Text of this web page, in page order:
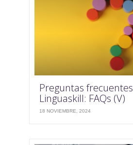
Preguntas frecuentes
Linguaskill: FAQs (V)
18 NOVIEMBRE, 2024